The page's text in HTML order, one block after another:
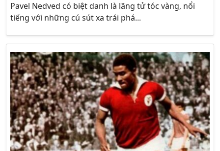
Pavel Nedved có biệt danh là lãng tử tóc vàng, nổi
tiếng với những cú sút xa trái phá...